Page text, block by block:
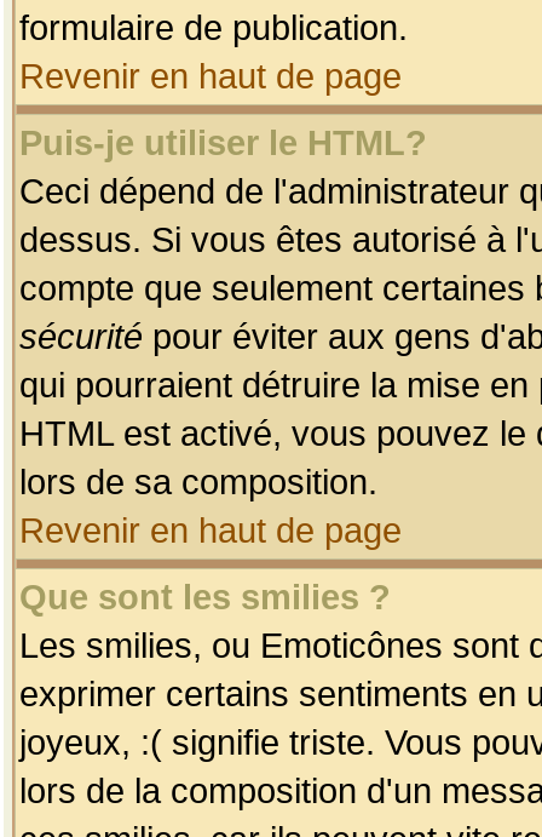
formulaire de publication.
Revenir en haut de page
Puis-je utiliser le HTML?
Ceci dépend de l'administrateur
dessus. Si vous êtes autorisé à
compte que seulement
sécurité pour éviter aux gens
qui pourraient détruire la mise
HTML est activé, vous pouvez
lors de sa composition.
Revenir en haut de page
Que sont les smilies ?
Les smilies, ou Emoticônes sont
exprimer certains sentiments en
joyeux, :( signifie triste. Vous
lors de la composition d'un